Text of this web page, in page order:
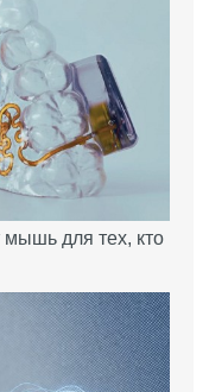
мышь для тех, кто